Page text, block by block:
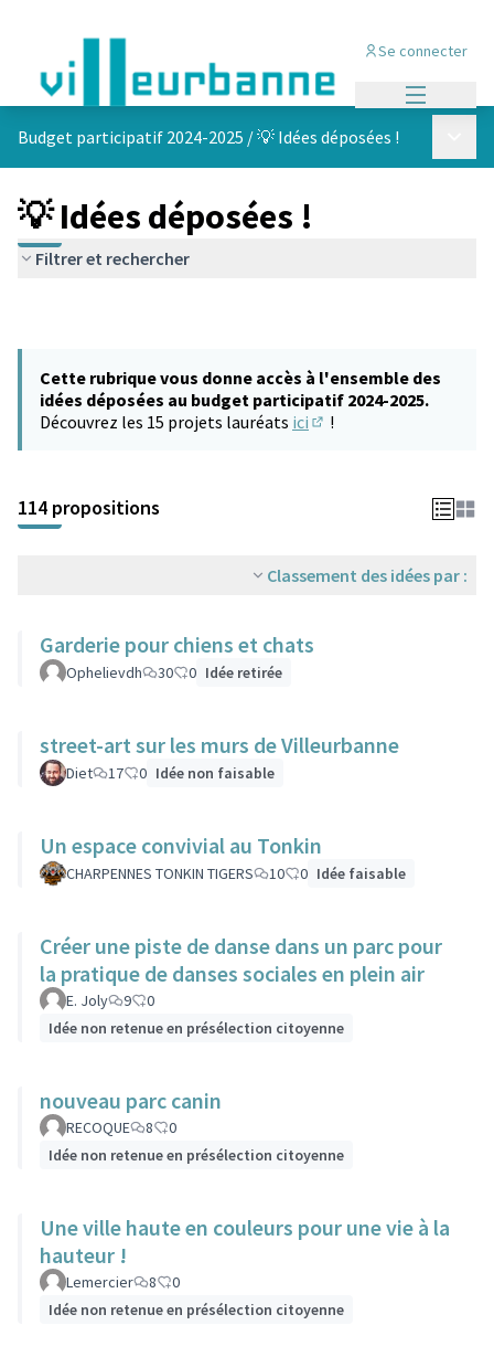
Se connecter
Budget participatif 2024-2025 /💡 Idées déposées !
💡 Idées déposées !
Filtrer et rechercher
Cette rubrique vous donne accès à l'ensemble des
idées déposées au budget participatif 2024-2025.
Découvrez les 15 projets lauréats ici !
114 propositions
Classement des idées par :
Garderie pour chiens et chats
Ophelievdh 30 0 Idée retirée
street-art sur les murs de Villeurbanne
Diet 17 0 Idée non faisable
Un espace convivial au Tonkin
CHARPENNES TONKIN TIGERS 10 0 Idée faisable
Créer une piste de danse dans un parc pour
la pratique de danses sociales en plein air
E. Joly 9
0
Idée non retenue en présélection citoyenne
nouveau parc canin
RECOQUE 8
0
Idée non retenue en présélection citoyenne
Une ville haute en couleurs pour une vie à la
hauteur !
Lemercier 8
0
Idée non retenue en présélection citoyenne